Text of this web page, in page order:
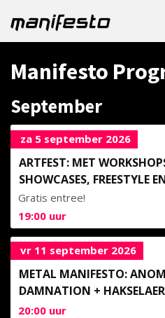
Manifesto
September
za 5 september 2026
ARTFEST: MET
SHOWCASES, FREESTYLE
Gratis entree!
19:00 uur
vr 11 september 2026
METAL MANIFESTO:
DAMNATION + HAKSELAER
20:00 uur